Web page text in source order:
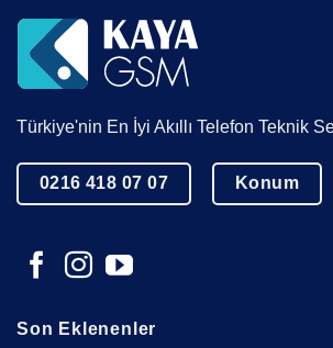
Türkiye'nin En İyi Akıllı Telefon Teknik
0216 418 07 07 Konum
Son Eklenenler